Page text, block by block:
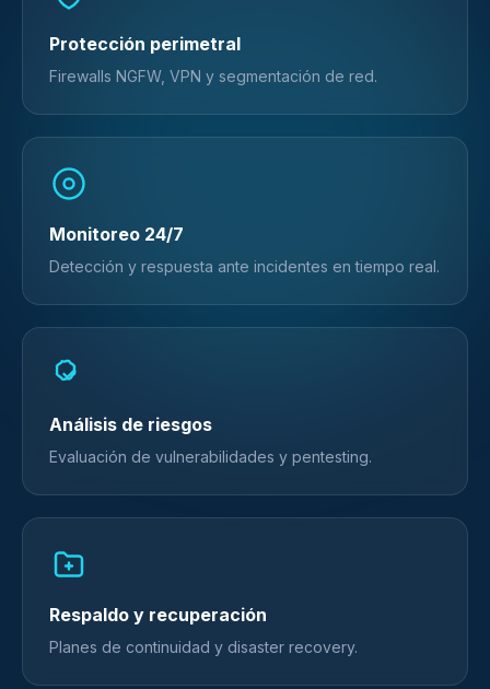
Protección perimetral
Firewalls NGFW, VPN y segmentación de red.
Monitoreo 24/7
Detección y respuesta ante incidentes en tiempo real.
Análisis de riesgos
Evaluación de vulnerabilidades y pentesting.
Respaldo y recuperación
Planes de continuidad y disaster recovery.